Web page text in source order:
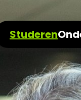
Studeren